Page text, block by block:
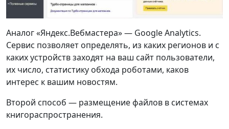
Аналог «Яндекс.Вебмастера» — Google Analytics.
Сервис позволяет определять, из каких регионов и с
каких устройств заходят на ваш сайт пользователи,
их число, статистику обхода роботами, каков
интерес к вашим новостям.
Второй способ — размещение файлов в системах
книгораспространения.